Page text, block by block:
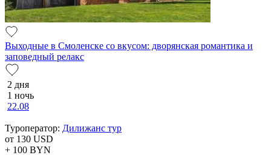
Выходные в Смоленске со вкусом: дворянская романтика и
заповедный релакс
2 дня
1 ночь
22.08
Туроператор: Дилижанс тур
от 130 USD
+ 100 BYN